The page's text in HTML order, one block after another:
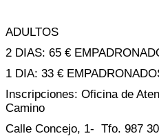
ADULTOS
2 DIAS: 65 €
1 DIA: 33 €
Inscripciones: Oficina de
Camino
Calle Concejo, 1- Tfo. 987